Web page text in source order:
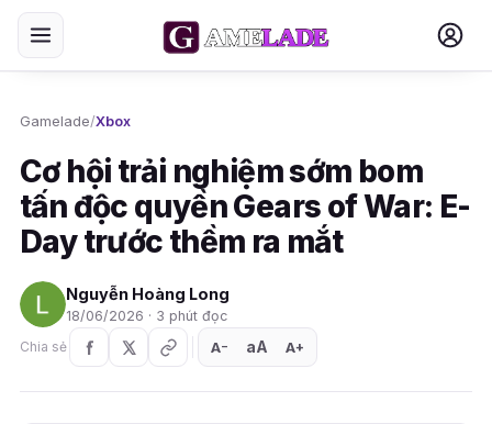
Gamelade/Xbox
Cơ hội trải nghiệm sớm bom
tấn độc quyền Gears of War: E-
Day trước thềm ra mắt
Nguyễn Hoàng Long
18/06/2026 · 3 phút đọc
Chia sẻ
A− aA A+